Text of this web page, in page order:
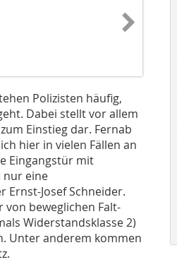
Polizisten häufig,
Dabei stellt vor allem
Einstieg dar. Fernab
hier in vielen Fällen an
Eingangstür mit
nur eine
Ernst-Josef Schneider.
beweglichen Falt-
Widerstandsklasse 2)
Unter anderem kommen